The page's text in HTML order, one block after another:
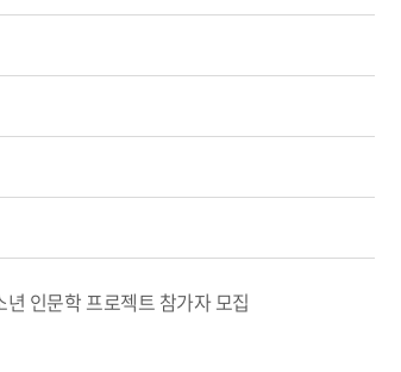
인문학 프로젝트 참가자 모집